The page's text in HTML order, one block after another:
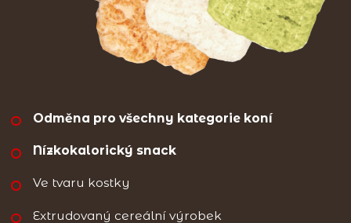
Odměna pro všechny kategorie koní
Nízkokalorický snack
Ve tvaru kostky
Extrudovaný cereální výrobek